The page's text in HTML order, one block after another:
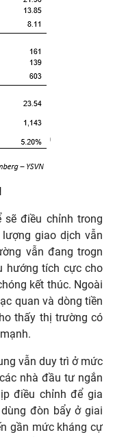
điều chỉnh trong
giao dịch vẫn
vẫn đang trogn
hướng tích cực cho
kết thúc. Ngoài
quan và dòng tiền
thấy thị trường có
vẫn duy trì ở mức
nhà đầu tư ngắn
điều chỉnh để gia
đòn bẩy ở giai
gần mức kháng cự